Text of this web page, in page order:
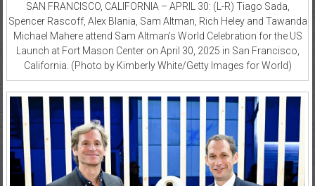
Spencer Rascoff, Alex Blania, Sam Altman, Rich Heley and Tawanda
Michael Mahere attend Sam Altman’s World Celebration for the US
Launch at Fort Mason Center on April 30, 2025 in San Francisco,
California. (Photo by Kimberly White/Getty Images for World)